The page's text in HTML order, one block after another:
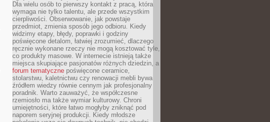
Dla wielu osób to pierwszy kontakt z pracą, która
wymaga nie tylko talentu, ale przede wszystkim
cierpliwości. Obserwowanie, jak powstaje
przedmiot, zmienia sposób jego odbioru. Kiedy
widzimy etapy, błędy, poprawki i godziny
poświęcone detalom, łatwiej zrozumieć, dlaczego
ręcznie wykonane rzeczy nie mogą kosztować tyle,
co produkty masowe. W internecie istnieją także
miejsca skupiające pasjonatów różnych dziedzin, a
forum tematyczne poświęcone ceramice,
stolarstwu, kaletnictwu czy renowacji mebli bywa
źródłem wiedzy równie cennym jak profesjonalny
poradnik. Warto zauważyć, że współczesne
rzemiosło ma także wymiar kulturowy. Chroni
umiejętności, które łatwo mogłyby zniknąć pod
naporem seryjnej produkcji. Kiedy młodsze